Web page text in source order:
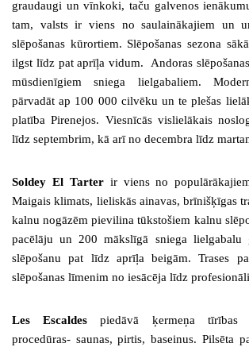
graudaugi un vīnkoki, taču galvenos
tam, valsts ir viens no saulainākajiem un
slēpošanas kūrortiem. Slēpošanas sezona
ilgst līdz pat aprīļa vidum. Andoras
mūsdienīgiem sniega lielgabaliem.
pārvadāt ap 100 000 cilvēku un te plešas
platība Pirenejos. Viesnīcās vislielākais
līdz septembrim, kā arī no decembra līdz
Soldey El Tarterir viens no
Maigais klimats, lieliskās ainavas, brīnišķīgas
kalnu nogāzēm pievilina tūkstošiem kalnu
pacēlāju un 200 mākslīgā sniega lielgabalu
slēpošanu pat līdz aprīļa beigām. Trases
slēpošanas līmenim no iesācēja līdz
Les Escaldes piedāvā ķermeņa tīrības
procedūras- saunas, pirtis, baseinus. Pilsēta